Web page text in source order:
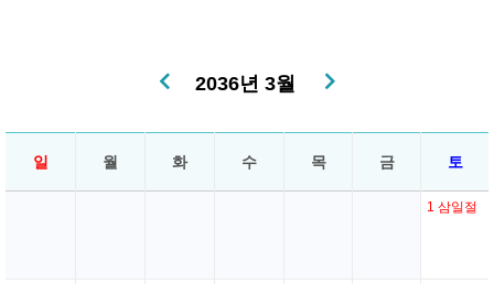
2036년 3월
일 월 화 수 목 금 토
1 삼일절